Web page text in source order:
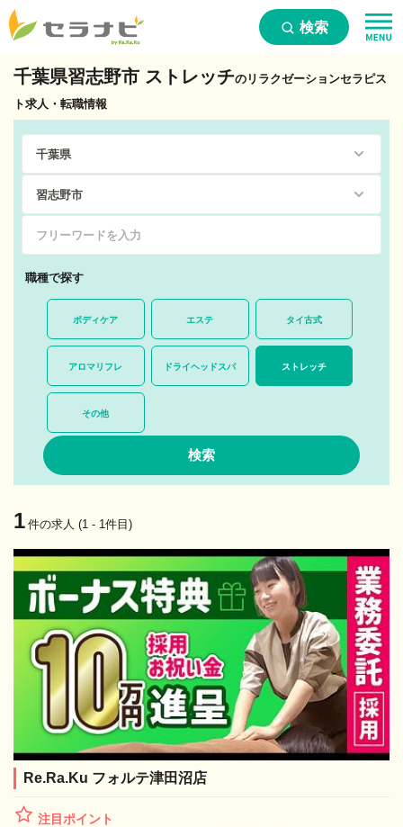
検索
千葉県習志野市 ストレッチのリラクゼーションセラピス
ト求人・転職情報
職種で探す
ボディケア エステ タイ古式
アロマリフレ ドライヘッドスパ ストレッチ
その他
1 件の求人 (1 - 1件目)
Re.Ra.Ku フォルテ津田沼店
注目ポイント